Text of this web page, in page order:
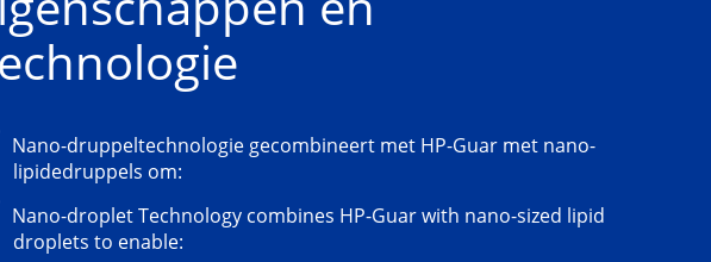
Nano-druppeltechnologie gecombineert met HP-Guar met nano-
lipidedruppels om:
Nano-droplet Technology combines HP-Guar with nano-sized lipid
droplets to enable: